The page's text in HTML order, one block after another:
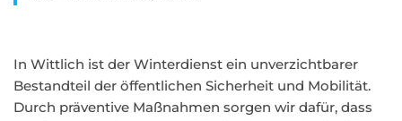
In Wittlich ist der Winterdienst ein unverzichtbarer
Bestandteil der öffentlichen Sicherheit und Mobilität.
Durch präventive Maßnahmen sorgen wir dafür, dass